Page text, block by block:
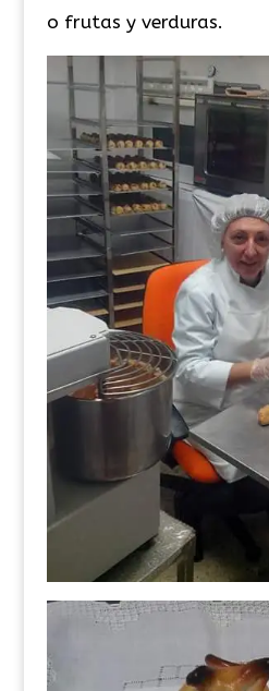
o frutas y verduras.